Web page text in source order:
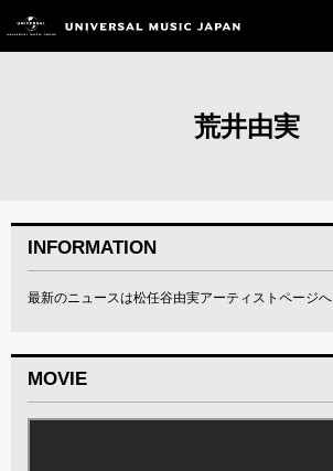
荒井由実
INFORMATION
最新のニュースは松任谷由実アーティストページへ
MOVIE